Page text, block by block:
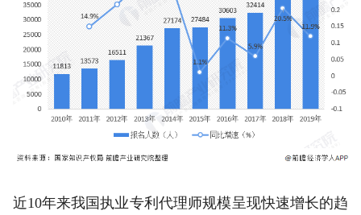
近10年来我国执业专利代理师规模呈现快速增长的趋